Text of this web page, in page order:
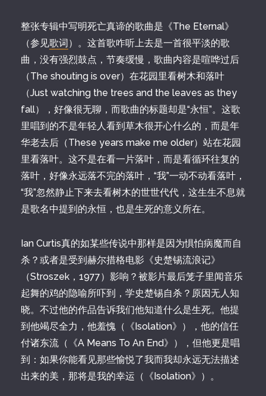
整张专辑中写明死亡真谛的歌曲是《The Eternal》
（参见歌词）。这首歌咋听上去是一首很平淡的歌
曲，没有强烈鼓点，节奏缓慢，歌曲内容是喧哗过后
（The shouting is over）在花园里看树木和落叶
（Just watching the trees and the leaves as they
fall），好像很无聊，而歌曲的标题却是“永恒”。这歌
里唱到的不是年轻人看到草木很开心什么的，而是年
华老去后（These years make me older）站在花园
里看落叶。这不是在看一片落叶，而是看循环往复的
落叶，好像永远落不完的落叶，“我”一动不动看落叶，
“我”忽然静止下来去看树木的世世代代，这生生不息就
是歌名中提到的永恒，也是生死的意义所在。
Ian Curtis真的如某些传说中那样是因为惧怕病魔而自
杀？或者是受到赫尔措格电影《史楚锡流浪记》
（Stroszek，1977）影响？被影片最后笼子里闻音乐
起舞的鸡的隐喻所吓到，学史楚锡自杀？原因无人知
晓。不过他的作品告诉我们他知道什么是生死。他提
到他竭尽全力，他羞愧（《Isolation》），他的信任
付诸东流（《A Means To An End》），但他更是唱
到：如果你能看见那些愉悦了我而我却永远无法描述
出来的美，那将是我的幸运（《Isolation》）。